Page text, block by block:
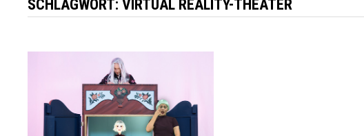
SCHLAGWORT:VIRTUAL REALITY-THEATER